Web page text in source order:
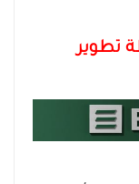
بخطة تطوير